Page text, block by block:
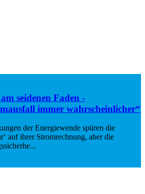
seidenen Faden -
immer wahrscheinlicher“
der Energiewende spüren die
auf ihrer Stromrechnung, aber die